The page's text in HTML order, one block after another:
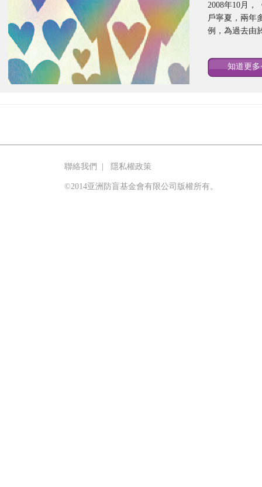
2008年10月，
戶寧夏，兩年
例，為過去由
知道更多
聯絡我們 隱私權政策
©2014亚洲防盲基金會有限公司版權所有。